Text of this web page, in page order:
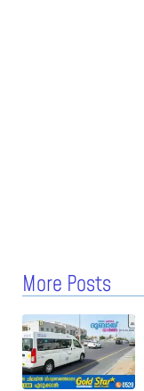
More Posts